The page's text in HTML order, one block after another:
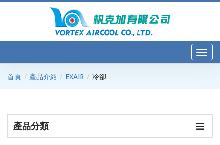
首頁 產品介紹 EXAIR 冷卻
產品分類